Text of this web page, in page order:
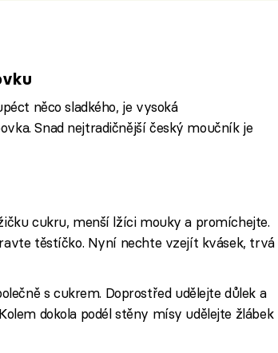
něco sladkého, je vysoká
Snad nejtradičnější český moučník je
cukru, menší lžíci mouky a promíchejte.
těstíčko. Nyní nechte vzejít kvásek, trvá
s cukrem. Doprostřed udělejte důlek a
dokola podél stěny mísy udělejte žlábek